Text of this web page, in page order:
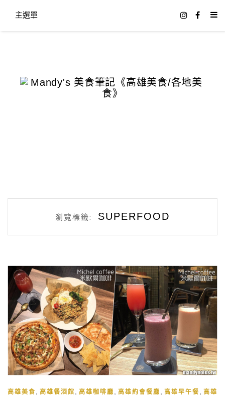
主選單
瀏覽標籤: SUPERFOOD
高雄美食 , 高雄餐酒館 , 高雄咖啡廳 , 高雄約會餐廳 , 高雄早午餐 , 高雄